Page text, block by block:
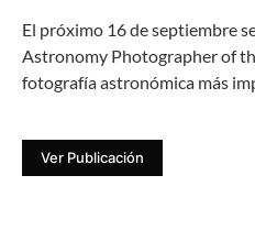
El próximo 16 de septiembre
Astronomy Photographer of
fotografía astronómica más
Ver Publicación